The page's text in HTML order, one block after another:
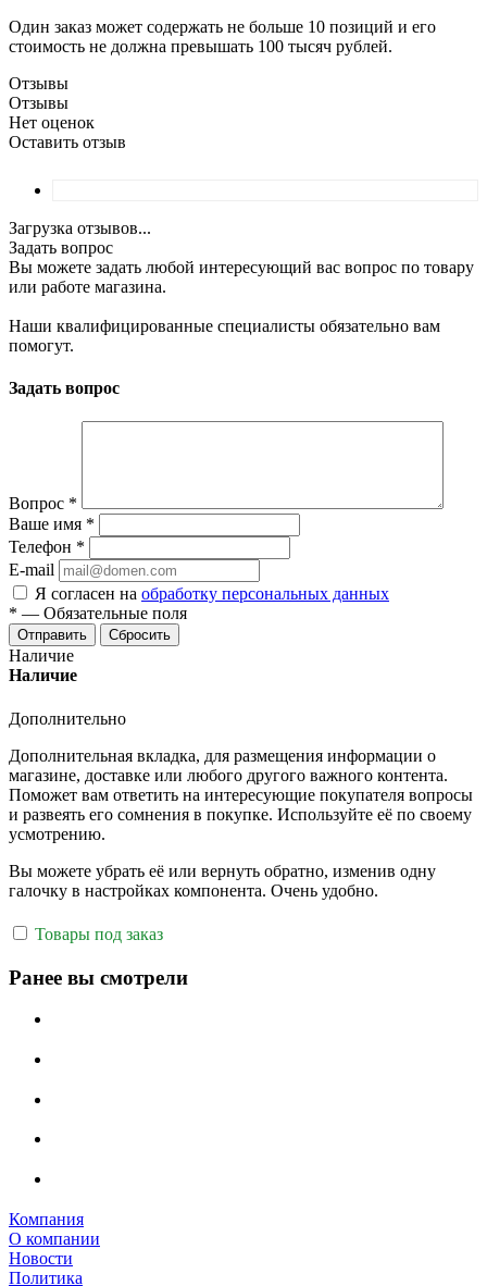
Один заказ может содержать не больше 10 позиций и его
стоимость не должна превышать 100 тысяч рублей.
Отзывы
Отзывы
Нет оценок
Оставить отзыв
Загрузка отзывов...
Задать вопрос
Вы можете задать любой интересующий вас вопрос по товару
или работе магазина.
Наши квалифицированные специалисты обязательно вам
помогут.
Задать вопрос
Вопрос *
Ваше имя *
Телефон *
E-mail
Я согласен на обработку персональных данных
* — Обязательные поля
Отправить Сбросить
Наличие
Наличие
Дополнительно
Дополнительная вкладка, для размещения информации о
магазине, доставке или любого другого важного контента.
Поможет вам ответить на интересующие покупателя вопросы
и развеять его сомнения в покупке. Используйте её по своему
усмотрению.
Вы можете убрать её или вернуть обратно, изменив одну
галочку в настройках компонента. Очень удобно.
Товары под заказ
Ранее вы смотрели
Компания
О компании
Новости
Политика